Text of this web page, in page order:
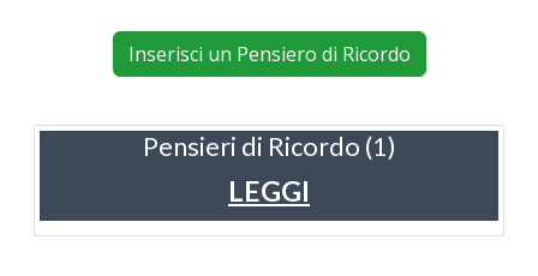
Inserisci un Pensiero di Ricordo
Pensieri di Ricordo (1)
LEGGI